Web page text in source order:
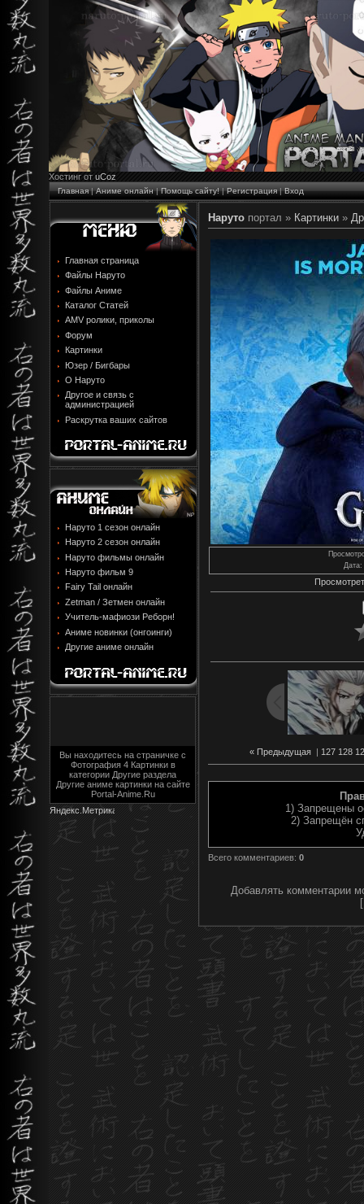
Хостинг от uCoz
Главная|Аниме онлайн|Помощь сайту!|Регистрация|Вход
Главная страница
Файлы Наруто
Файлы Аниме
Каталог Статей
AMV ролики, приколы
Форум
Картинки
Юзер / Бигбары
О Наруто
Другое и связь с
администрацией
Раскрутка ваших сайтов
Наруто 1 сезон онлайн
Наруто 2 сезон онлайн
Наруто фильмы онлайн
Наруто фильм 9
Fairy Tail онлайн
Zetman / Зетмен онлайн
Учитель-мафиози Реборн!
Аниме новинки (онгоинги)
Другие аниме онлайн
Вы находитесь на страничке с
Фотография 4 Картинки в
категории Другие раздела
Другие аниме картинки на сайте
Portal-Anime.Ru
Наруто портал » Картинки »
Дата:
« Предыдущая 127 128
1) Запрещены
2) Запрещён
Всего комментариев: 0
Добавлять комментарии